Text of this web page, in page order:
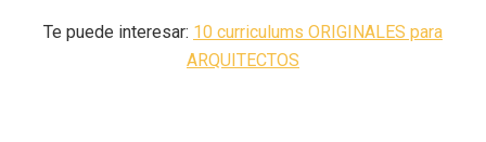
Te puede interesar: 10 curriculums ORIGINALES para
ARQUITECTOS